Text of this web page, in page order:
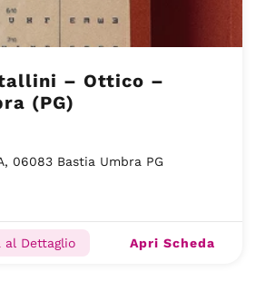
– Ottico –
(PG)
06083 Bastia Umbra PG
al Dettaglio Apri Scheda